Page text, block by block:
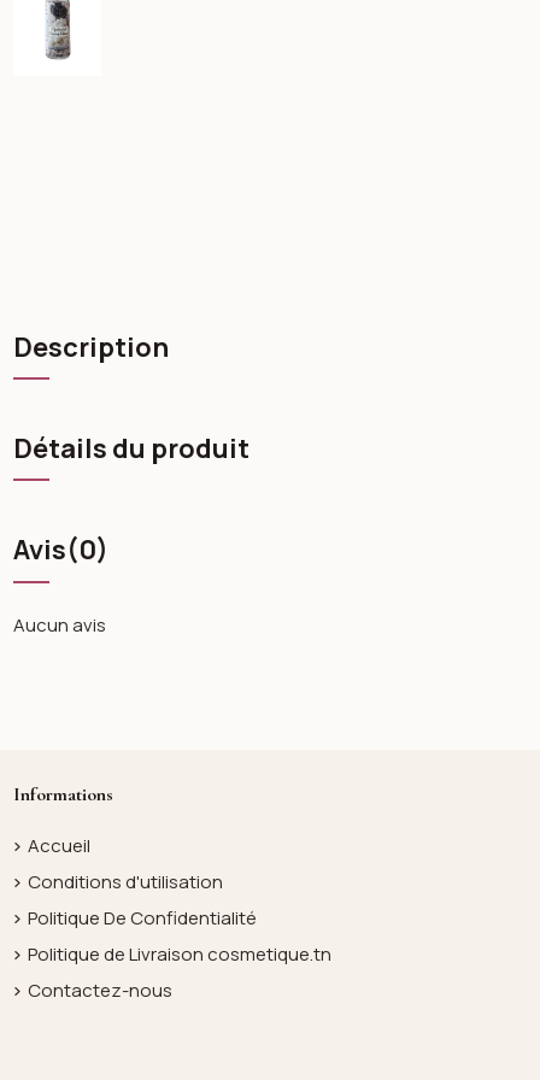
Description
Détails du produit
Avis(0)
Aucun avis
Informations
Accueil
Conditions d'utilisation
Politique De Confidentialité
Politique de Livraison cosmetique.tn
Contactez-nous